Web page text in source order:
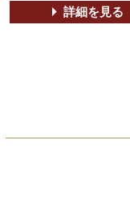
詳細を見る